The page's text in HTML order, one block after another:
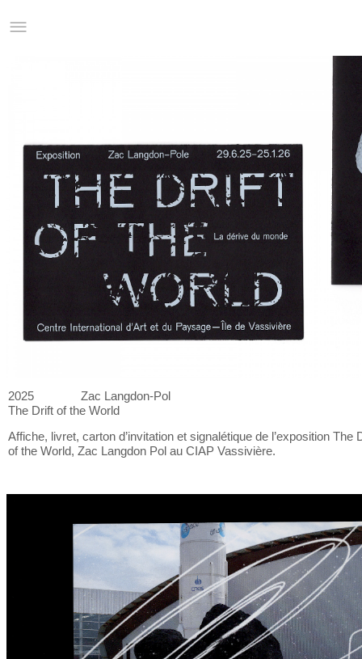
2025
Zac Langdon-Pol
The Drift of the World
Affiche, livret, carton d’invitation et signalétique de l’exposition The
of the World, Zac Langdon Pol au CIAP Vassivière.